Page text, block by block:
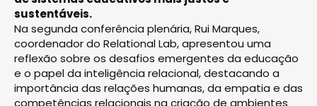
sustentáveis.
Na segunda conferência plenária, Rui Marques,
coordenador do Relational Lab, apresentou uma
reflexão sobre os desafios emergentes da educação
e o papel da inteligência relacional, destacando a
importância das relações humanas, da empatia e das
competências relacionais na criação de ambientes